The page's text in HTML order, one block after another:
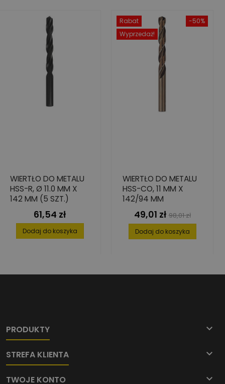
WIERTŁO DO METALU
HSS-R, Ø 11.0 MM X
142 MM (5 SZT.)
Cena
61,54 zł
Dodaj do koszyka
-50%
Rabat
Wyprzedaż!
WIERTŁO DO METALU
HSS-CO, 11 MM X
142/94 MM
Cena
49,01 zł Cena
podstawowa
98,01 zł
Dodaj do koszyka
PRODUKTY 
STREFA KLIENTA 
TWOJE KONTO 